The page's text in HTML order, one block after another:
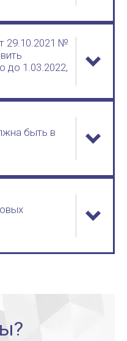
29.10.2021 №
до 1.03.2022,
быть в